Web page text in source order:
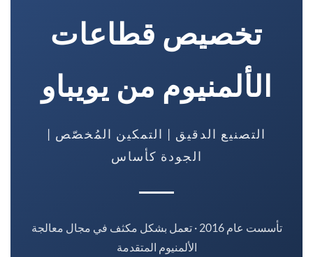
تخصيص قطاعات
الألمنيوم من يويباو
التصنيع الدقيق | التمكين المُخصّص |
الجودة كأساس
تأسست عام 2016 · تعمل بشكل مكثف في مجال معالجة
الألمنيوم المتقدمة